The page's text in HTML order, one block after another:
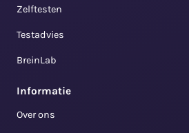
Zelftesten
Testadvies
BreinLab
Informatie
Over ons